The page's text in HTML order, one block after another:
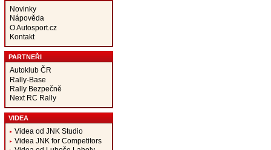
Novinky
Nápověda
O Autosport.cz
Kontakt
PARTNEŘI
Autoklub ČR
Rally-Base
Rally Bezpečně
Next RC Rally
VIDEA
Videa od JNK Studio
Videa JNK for Competitors